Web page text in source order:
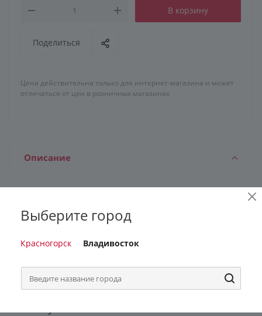
В корзину
Поделиться
Цена действительна только для интернет-магазина и может
отличаться от цен в розничных магазинах
Описание
Характеристики
Бонусы
Выберите город
Красногорск Владивосток